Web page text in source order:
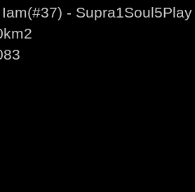
- Supra1Soul5Play